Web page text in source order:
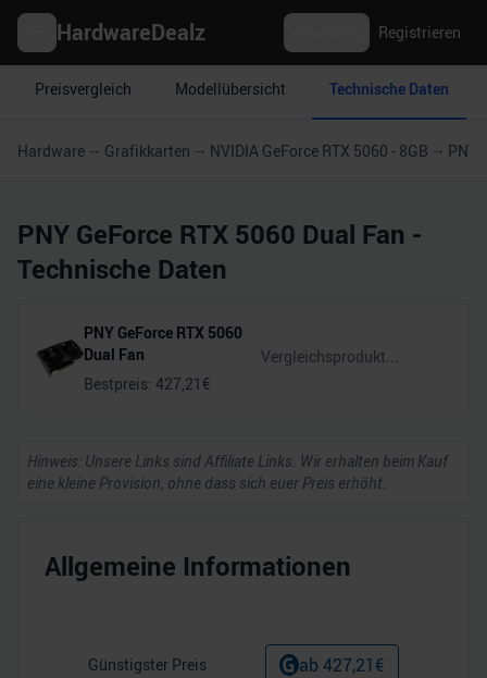
HardwareDealz Registrieren
Preisvergleich Modellübersicht Technische Daten
Hardware Grafikkarten NVIDIA GeForce RTX 5060 - 8GB PNY
PNY GeForce RTX 5060 Dual Fan -
Technische Daten
PNY GeForce RTX 5060
Dual Fan
Bestpreis: 427,21 €
Hinweis: Unsere Links sind Affiliate Links. Wir erhalten beim Kauf
eine kleine Provision, ohne dass sich euer Preis erhöht.
Allgemeine Informationen
Günstigster Preis ab 427,21€